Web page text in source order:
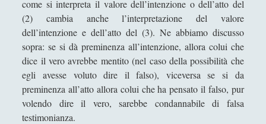
L'amicizia dell'acqua verso la "clessidra" della luce
L'estetica del Monte Vulture fra l'immaginazione
materiale e la natura morta
L'Impresa Umana
L'incoronazione della Vergine di Alessandro
Bonvicini in una visione alchemica
come si interpreta il valore dell’intenzione o dell’atto del
(2) cambia anche l’interpretazione del valore
dell’intenzione e dell’atto del (3). Ne abbiamo discusso
sopra: se si dà preminenza all’intenzione, allora colui che
dice il vero avrebbe mentito (nel caso della possibilità che
egli avesse voluto dire il falso), viceversa se si da
preminenza all’atto allora colui che ha pensato il falso, pur
volendo dire il vero, sarebbe condannabile di falsa
testimonianza.